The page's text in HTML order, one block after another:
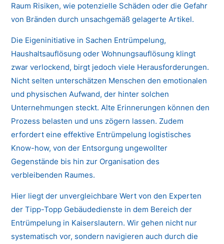
Raum Risiken, wie potenzielle Schäden oder die Gefahr
von Bränden durch unsachgemäß gelagerte Artikel.
Die Eigeninitiative in Sachen Entrümpelung,
Haushaltsauflösung oder Wohnungsauflösung klingt
zwar verlockend, birgt jedoch viele Herausforderungen.
Nicht selten unterschätzen Menschen den emotionalen
und physischen Aufwand, der hinter solchen
Unternehmungen steckt. Alte Erinnerungen können den
Prozess belasten und uns zögern lassen. Zudem
erfordert eine effektive Entrümpelung logistisches
Know-how, von der Entsorgung ungewollter
Gegenstände bis hin zur Organisation des
verbleibenden Raumes.
Hier liegt der unvergleichbare Wert von den Experten
der Tipp-Topp Gebäudedienste in dem Bereich der
Entrümpelung in Kaiserslautern. Wir gehen nicht nur
systematisch vor, sondern navigieren auch durch die